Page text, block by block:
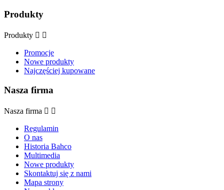
Produkty
Produkty  
Promocje
Nowe produkty
Najczęściej kupowane
Nasza firma
Nasza firma  
Regulamin
O nas
Historia Bahco
Multimedia
Nowe produkty
Skontaktuj się z nami
Mapa strony